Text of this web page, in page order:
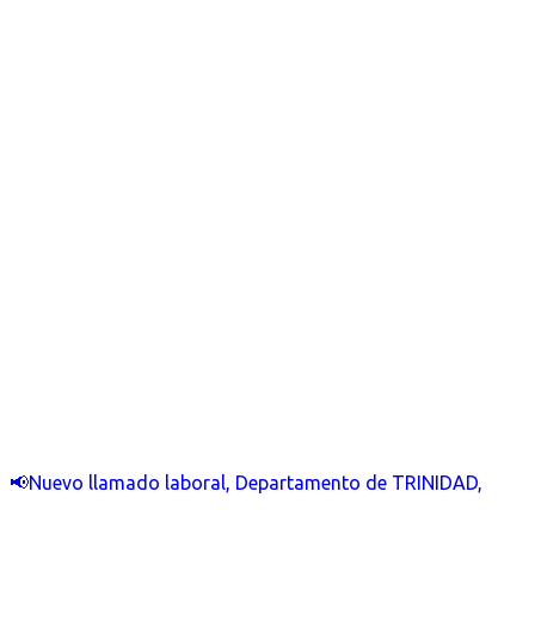
📢Nuevo llamado laboral, Departamento de TRINIDAD,